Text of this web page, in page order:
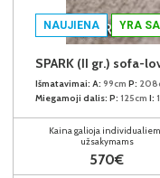
NAUJIENA YRA
SPARK (II gr.) sofa-
Išmatavimai: A: 99cm P:
Miegamoji dalis: P: 125cm I:
Kaina galioja
užsakymams
570€